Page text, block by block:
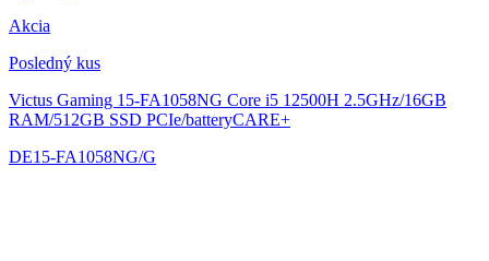
Akcia
Posledný kus
Victus Gaming 15-FA1058NG Core i5 12500H 2.5GHz/16GB
RAM/512GB SSD PCIe/batteryCARE+
DE15-FA1058NG/G